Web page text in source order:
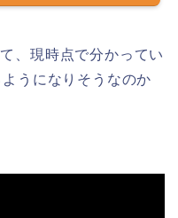
、現時点で分かってい
うになりそうなのか